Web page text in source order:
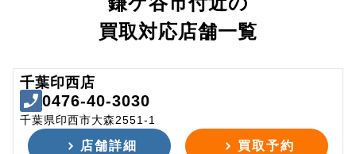
買取対応店舗一覧
千葉印西店
0476-40-3030
千葉県印西市大森2551-1
店舗詳細 買取予約